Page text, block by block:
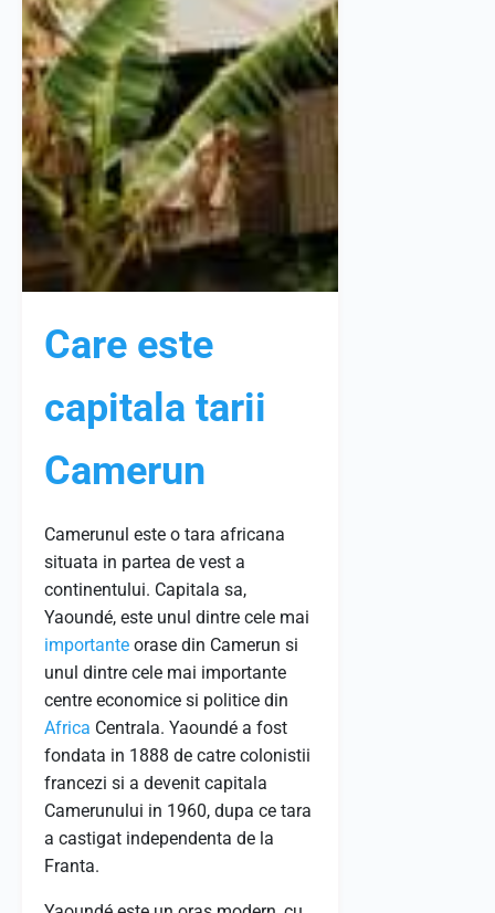
Care este
capitala tarii
Camerun
Camerunul este o tara africana
situata in partea de vest a
continentului. Capitala sa,
Yaoundé, este unul dintre cele mai
importante orase din Camerun si
unul dintre cele mai importante
centre economice si politice din
Africa Centrala. Yaoundé a fost
fondata in 1888 de catre colonistii
francezi si a devenit capitala
Camerunului in 1960, dupa ce tara
a castigat independenta de la
Franta.